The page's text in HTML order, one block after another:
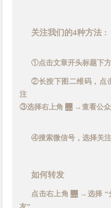
关注我们的4种方法 ：
①点击文章开头标题下
②长按下图二维码，点
注
③选择右上角 … →查看公
④搜索微信号，选择关注
如何转发
点击右上角 … →选择 “